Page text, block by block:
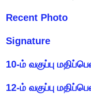
Recent Photo
Signature
10-ம் வகுப்பு
12-ம் வகுப்பு